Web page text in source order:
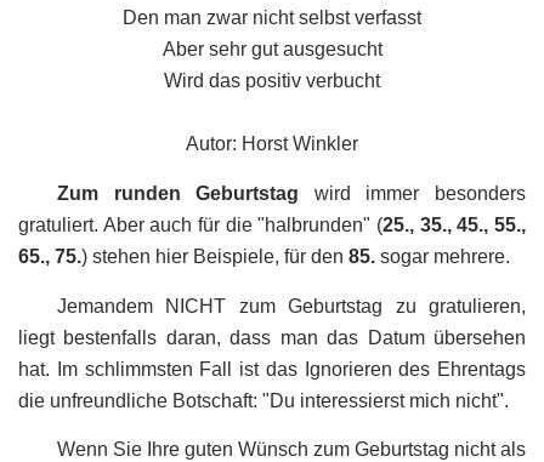
Den man zwar nicht selbst verfasst
Aber sehr gut ausgesucht
Wird das positiv verbucht
Autor: Horst Winkler
Zum runden Geburtstag wird immer besonders
gratuliert. Aber auch für die "halbrunden" (25., 35., 45., 55.,
65., 75.) stehen hier Beispiele, für den 85. sogar mehrere.
Jemandem NICHT zum Geburtstag zu gratulieren,
liegt bestenfalls daran, dass man das Datum übersehen
hat. Im schlimmsten Fall ist das Ignorieren des Ehrentags
die unfreundliche Botschaft: "Du interessierst mich nicht".
Wenn Sie Ihre guten Wünsch zum Geburtstag nicht als